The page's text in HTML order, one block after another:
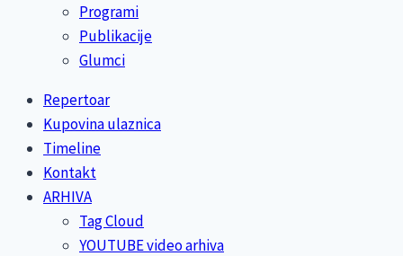
Programi
Publikacije
Glumci
Repertoar
Kupovina ulaznica
Timeline
Kontakt
ARHIVA
Tag Cloud
YOUTUBE video arhiva